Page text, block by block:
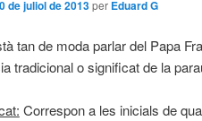
de juliol de 2013per Eduard G
tan de moda parlar del Papa
tradicional o significat de la
Correspon a les inicials de